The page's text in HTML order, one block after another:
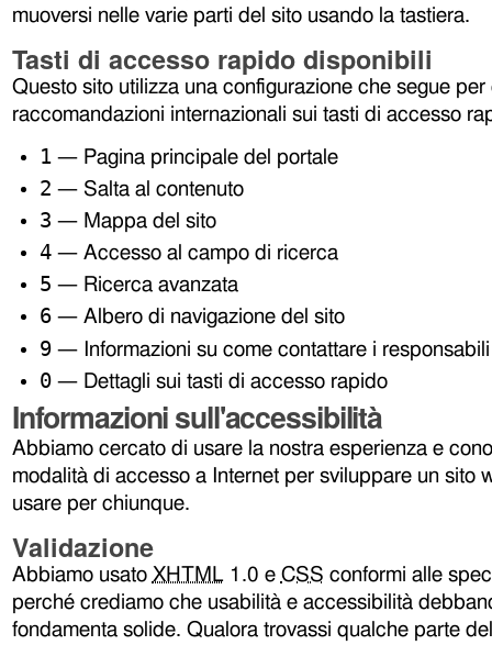
muoversi nelle varie parti del sito usando la tastiera.
Tasti di accesso rapido disponibili
Questo sito utilizza una configurazione che segue
raccomandazioni internazionali sui tasti di accesso
1 — Pagina principale del portale
2 — Salta al contenuto
3 — Mappa del sito
4 — Accesso al campo di ricerca
5 — Ricerca avanzata
6 — Albero di navigazione del sito
9 — Informazioni su come contattare i
0 — Dettagli sui tasti di accesso rapido
Informazioni sull'accessibilità
Abbiamo cercato di usare la nostra esperienza e
modalità di accesso a Internet per sviluppare un sito
usare per chiunque.
Validazione
Abbiamo usato XHTML1.0 e CSS conformi alle
perché crediamo che usabilità e accessibilità
fondamenta solide. Qualora trovassi qualche parte